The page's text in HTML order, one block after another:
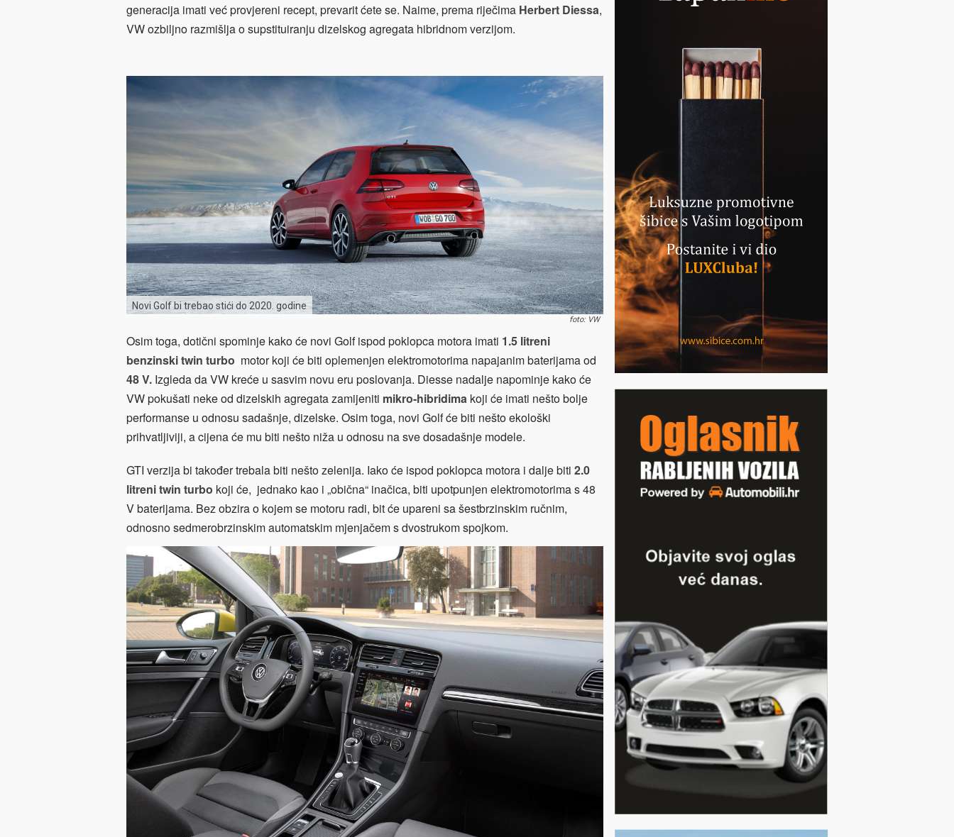
generacija imati već provjereni recept, prevarit ćete se. Naime, prema riječima Herbert Diessa,
VW ozbiljno razmišlja o supstituiranju dizelskog agregata hibridnom verzijom.
Novi Golf bi trebao stići do 2020. godine
foto: VW
Osim toga, dotični spominje kako će novi Golf ispod poklopca motora imati 1.5 litreni
benzinski twin turbo motor koji će biti oplemenjen elektromotorima napajanim baterijama od
48 V. Izgleda da VW kreće u sasvim novu eru poslovanja. Diesse nadalje napominje kako će
VW pokušati neke od dizelskih agregata zamijeniti mikro-hibridima koji će imati nešto bolje
performanse u odnosu sadašnje, dizelske. Osim toga, novi Golf će biti nešto ekološki
prihvatljiviji, a cijena će mu biti nešto niža u odnosu na sve dosadašnje modele.
GTI verzija bi također trebala biti nešto zelenija. Iako će ispod poklopca motora i dalje biti 2.0
litreni twin turbo koji će, jednako kao i „obična“ inačica, biti upotpunjen elektromotorima s 48
V baterijama. Bez obzira o kojem se motoru radi, bit će upareni sa šestbrzinskim ručnim,
odnosno sedmerobrzinskim automatskim mjenjačem s dvostrukom spojkom.